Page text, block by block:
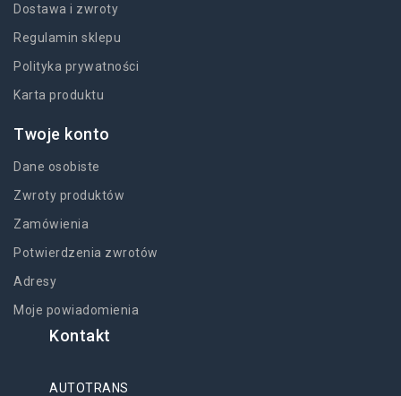
Dostawa i zwroty
Regulamin sklepu
Polityka prywatności
Karta produktu
Twoje konto
Dane osobiste
Zwroty produktów
Zamówienia
Potwierdzenia zwrotów
Adresy
Moje powiadomienia
Kontakt
AUTOTRANS